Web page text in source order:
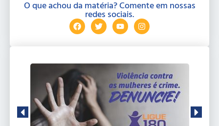
O que achou da matéria? Comente em nossas
redes sociais.